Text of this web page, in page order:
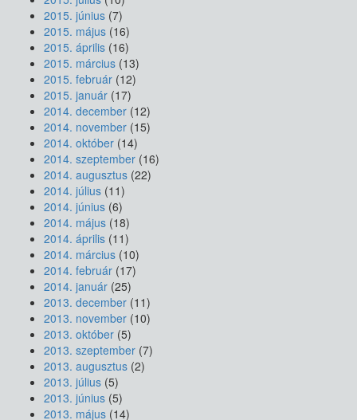
2015. június (7)
2015. május (16)
2015. április (16)
2015. március (13)
2015. február (12)
2015. január (17)
2014. december (12)
2014. november (15)
2014. október (14)
2014. szeptember (16)
2014. augusztus (22)
2014. július (11)
2014. június (6)
2014. május (18)
2014. április (11)
2014. március (10)
2014. február (17)
2014. január (25)
2013. december (11)
2013. november (10)
2013. október (5)
2013. szeptember (7)
2013. augusztus (2)
2013. július (5)
2013. június (5)
2013. május (14)